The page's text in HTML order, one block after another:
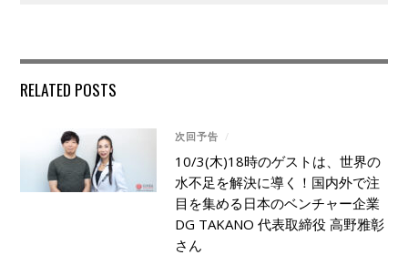
RELATED POSTS
次回予告 /
10/3(木)18時のゲストは、世界の
水不足を解決に導く！国内外で注
目を集める日本のベンチャー企業
DG TAKANO 代表取締役 高野雅彰
さん